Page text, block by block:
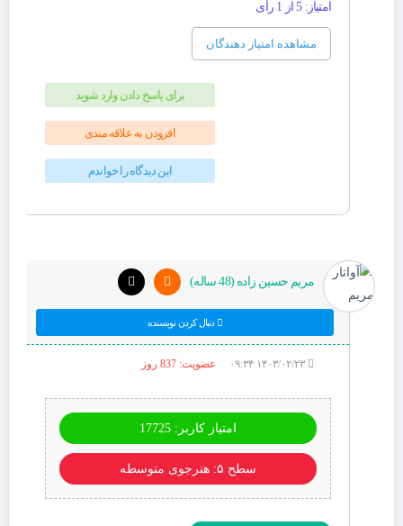
امتیاز: 5 از 1 رأی
مشاهده امتیاز دهندگان
برای پاسخ دادن وارد شوید
افزودن به علاقه مندی
این دیدگاه را خواندم
مریم حسین زاده (48 ساله)
دنبال کردن نویسنده
عضویت: 837 روز
امتیاز کاربر: 17725
سطح ۵: هنرجوی متوسطه